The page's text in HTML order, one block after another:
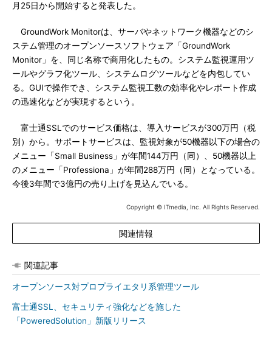
月25日から開始すると発表した。
GroundWork Monitorは、サーバやネットワーク機器などのシ
ステム管理のオープンソースソフトウェア「GroundWork
Monitor」を、同じ名称で商用化したもの。システム監視運用ツ
ールやグラフ化ツール、システムログツールなどを内包してい
る。GUIで操作でき、システム監視工数の効率化やレポート作成
の迅速化などが実現するという。
富士通SSLでのサービス価格は、導入サービスが300万円（税
別）から。サポートサービスは、監視対象が50機器以下の場合の
メニュー「Small Business」が年間144万円（同）、50機器以上
のメニュー「Professiona」が年間288万円（同）となっている。
今後3年間で3億円の売り上げを見込んでいる。
Copyright © ITmedia, Inc. All Rights Reserved.
関連情報
関連記事
オープンソース対プロプライエタリ系管理ツール
富士通SSL、セキュリティ強化などを施した
「PoweredSolution」新版リリース